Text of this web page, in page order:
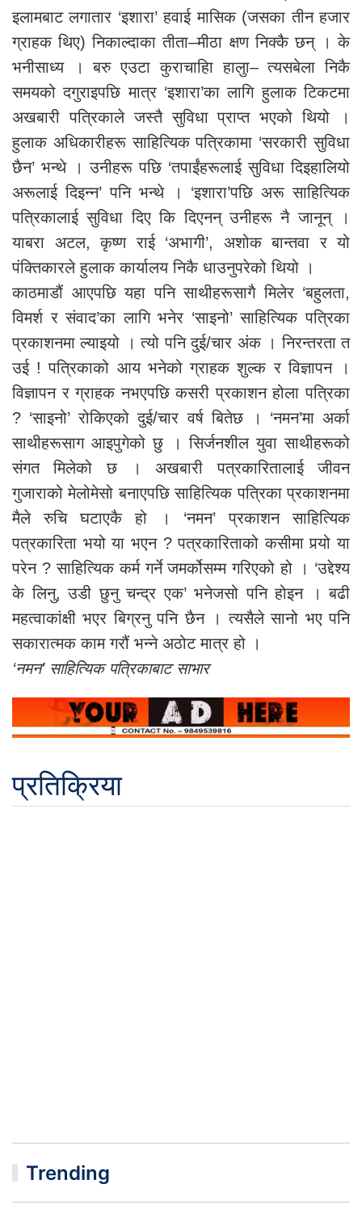
इलामबाट लगातार ‘इशारा’ हवाई मासिक (जसका तीन हजार
ग्राहक थिए) निकाल्दाका तीता–मीठा क्षण निक्कै छन् । के
भनीसाध्य । बरु एउटा कुराचाहिा हालुा– त्यसबेला निकै
समयको दगुराइपछि मात्र ‘इशारा’का लागि हुलाक टिकटमा
अखबारी पत्रिकाले जस्तै सुविधा प्राप्त भएको थियो ।
हुलाक अधिकारीहरू साहित्यिक पत्रिकामा ‘सरकारी सुविधा
छैन’ भन्थे । उनीहरू पछि ‘तपाईंहरूलाई सुविधा दिइहालियो
अरूलाई दिइन्न’ पनि भन्थे । ‘इशारा’पछि अरू साहित्यिक
पत्रिकालाई सुविधा दिए कि दिएनन् उनीहरू नै जानून् ।
याबरा अटल, कृष्ण राई ‘अभागी’, अशोक बान्तवा र यो
पंक्तिकारले हुलाक कार्यालय निकै धाउनुपरेको थियो ।
काठमाडौं आएपछि यहा पनि साथीहरूसागै मिलेर ‘बहुलता,
विमर्श र संवाद’का लागि भनेर ‘साइनो’ साहित्यिक पत्रिका
प्रकाशनमा ल्याइयो । त्यो पनि दुई/चार अंक । निरन्तरता त
उई ! पत्रिकाको आय भनेको ग्राहक शुल्क र विज्ञापन ।
विज्ञापन र ग्राहक नभएपछि कसरी प्रकाशन होला पत्रिका
? ‘साइनो’ रोकिएको दुई/चार वर्ष बितेछ । ‘नमन’मा अर्का
साथीहरूसाग आइपुगेको छु । सिर्जनशील युवा साथीहरूको
संगत मिलेको छ । अखबारी पत्रकारितालाई जीवन
गुजाराको मेलोमेसो बनाएपछि साहित्यिक पत्रिका प्रकाशनमा
मैले रुचि घटाएकै हो । ‘नमन’ प्रकाशन साहित्यिक
पत्रकारिता भयो या भएन ? पत्रकारिताको कसीमा पर्‍यो या
परेन ? साहित्यिक कर्म गर्ने जमर्कोसम्म गरिएको हो । ‘उद्देश्य
के लिनु, उडी छुनु चन्द्र एक’ भनेजसो पनि होइन । बढी
महत्वाकांक्षी भएर बिग्रनु पनि छैन । त्यसैले सानो भए पनि
सकारात्मक काम गरौं भन्ने अठोट मात्र हो ।
‘नमन’ साहित्यिक पत्रिकाबाट साभार
प्रतिक्रिया
Trending